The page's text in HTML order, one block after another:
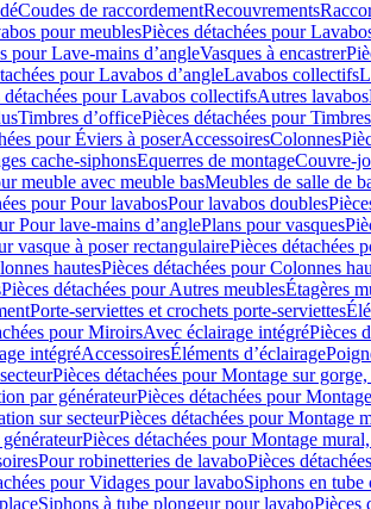
Coudes de raccordementRecouvrements
pour meublesPièces détachées pour
pour Lave-mains d’angleVasques à encastrer
pour Lavabos d’angleLavabos collectifs
détachées pour Lavabos collectifsAutres lavabos
Timbres dʼofficePièces détachées pour
pour Éviers à poserAccessoiresColonnes
cache-siphonsEquerres de montageCouvre-
meuble avec meuble basMeubles de salle de
pour Pour lavabosPour lavabos doubles
Pour lave-mains d’anglePlans pour vasques
vasque à poser rectangulairePièces détachées
hautesPièces détachées pour Colonnes
Pièces détachées pour Autres meublesÉtagères
Porte-serviettes et crochets porte-serviettes
pour MiroirsAvec éclairage intégréPièces
intégréAccessoiresÉléments d’éclairage
Pièces détachées pour Montage sur
par générateurPièces détachées pour
sur secteurPièces détachées pour Montage
Pièces détachées pour Montage
Pour robinetteries de lavaboPièces
pour Vidages pour lavaboSiphons en tube
Siphons à tube plongeur pour lavaboPièces